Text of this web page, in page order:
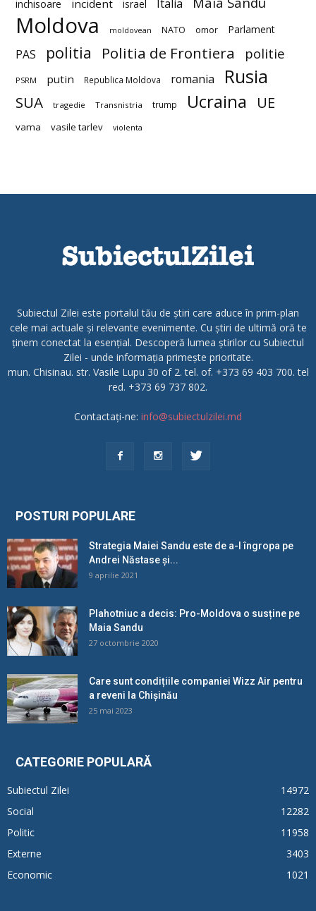
inchisoare incident israel Italia
Moldova moldovean NATO omor Parlament
PAS politia Politia de Frontiera politie
PSRM putin Republica Moldova romania Rusia
SUA tragedie Transnistria trump Ucraina UE
vama vasile tarlev violenta
Subiectul Zilei este portalul tău de știri care aduce în prim-plan
cele mai actuale și relevante evenimente. Cu știri de ultimă oră te
ținem conectat la esențial. Descoperă lumea știrilor cu Subiectul
Zilei - unde informația primește prioritate.
mun. Chisinau. str. Vasile Lupu 30 of 2. tel. of. +373 69 403 700. tel
red. +373 69 737 802.
Contactați-ne: info@subiectulzilei.md
POSTURI POPULARE
Strategia Maiei Sandu este de a-l îngropa pe
Andrei Năstase și...
9 aprilie 2021
Plahotniuc a decis: Pro-Moldova o susține pe
Maia Sandu
27 octombrie 2020
Care sunt condițiile companiei Wizz Air pentru
a reveni la Chișinău
25 mai 2023
CATEGORIE POPULARĂ
Subiectul Zilei
14972
Social
12282
Politic
11958
Externe
3403
Economic
1021